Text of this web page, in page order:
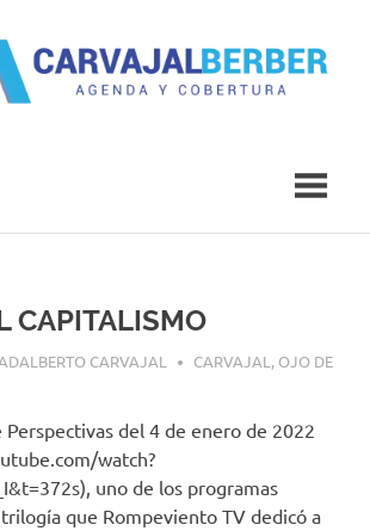
CAPITALISMO
CARVAJAL CARVAJAL , OJO DE
Perspectivas del 4 de enero de 2022
watch?
uno de los programas
que Rompeviento TV dedicó a